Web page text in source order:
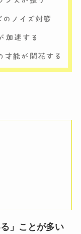
」ことが多い